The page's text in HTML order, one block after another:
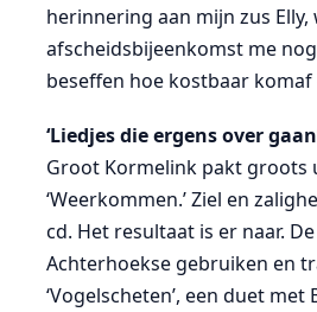
herinnering aan mijn zus Elly,
afscheidsbijeenkomst me
beseffen hoe kostbaar komaf
‘Liedjes die ergens over
Groot Kormelink pakt groots
‘Weerkommen.’ Ziel en
cd. Het resultaat is er naar.
Achterhoekse gebruiken en
‘Vogelscheten’, een duet met